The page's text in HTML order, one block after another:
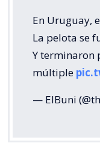
En Uruguay,
La pelota se
Y terminaron
múltiple
— ElBuni